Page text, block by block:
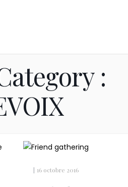
:
| 16 octobre 2016